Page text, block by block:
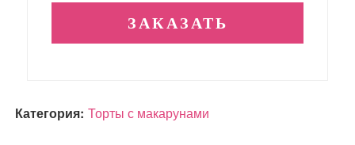
Категория: Торты с макарунами